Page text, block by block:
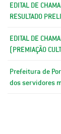
EDITAL DE
RESULTADO
EDITAL DE
(PREMIAÇÃO
Prefeitura de
dos servidores